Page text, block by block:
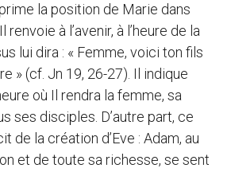
la position de Marie dans
renvoie à l’avenir, à l’heure de la
lui dira : « Femme, voici ton fils
» (cf. Jn 19, 26-27). Il indique
où Il rendra la femme, sa
ses disciples. D’autre part, ce
de la création d’Eve : Adam, au
et de toute sa richesse, se sent